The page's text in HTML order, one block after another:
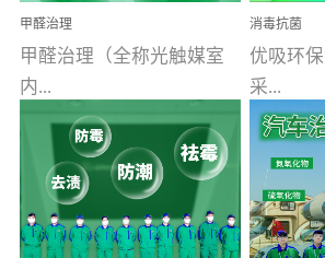
甲醛治理
甲醛治理（全称光触媒室
内...
空气污染净化治理）工业
文明的进步，创造了多姿
多彩的家居产品和生活情
消毒抗菌
优吸环
采...
用行业
液，具
毒的功